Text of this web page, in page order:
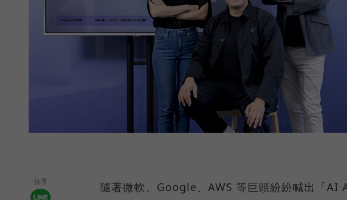
分享
隨著微軟、Google、AWS 等巨頭紛紛喊出「AI